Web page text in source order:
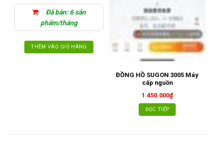
Đã bán: 6 sản
phẩm/tháng
THÊM VÀO GIỎ HÀNG
ĐỒNG HỒ SUGON 3005 Máy
cấp nguồn
1.450.000₫
ĐỌC TIẾP